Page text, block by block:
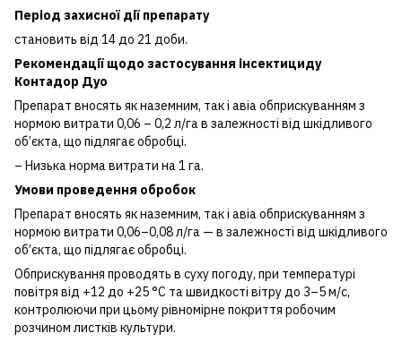
Період захисної дії препарату
становить від 14 до 21 доби.
Рекомендації щодо застосування інсектициду
Контадор Дуо
Препарат вносять як наземним, так і авіа обприскуванням з
нормою витрати 0,06 – 0,2 л/га в залежності від шкідливого
об’єкта, що підлягає обробці.
– Низька норма витрати на 1 га.
Умови проведення обробок
Препарат вносять як наземним, так і авіа обприскуванням з
нормою витрати 0,06–0,08 л/га — в залежності від шкідливого
об’єкта, що підлягає обробці.
Обприскування проводять в суху погоду, при температурі
повітря від +12 до +25 °С та швидкості вітру до 3–5 м/с,
контролюючи при цьому рівномірне покриття робочим
розчином листків культури.